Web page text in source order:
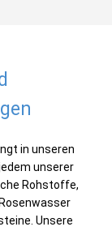
in unseren
unserer
Rohstoffe,
Unsere